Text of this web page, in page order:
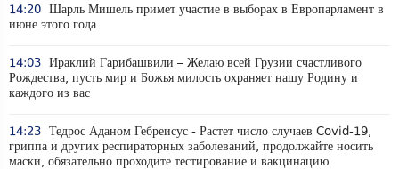
14:20 Шарль Мишель примет участие в выборах в Европарламент в
июне этого года
14:03 Ираклий Гарибашвили – Желаю всей Грузии счастливого
Рождества, пусть мир и Божья милость охраняет нашу Родину и
каждого из вас
14:23 Тедрос Аданом Гебреисус - Растет число случаев Covid-19,
гриппа и других респираторных заболеваний, продолжайте носить
маски, обязательно проходите тестирование и вакцинацию